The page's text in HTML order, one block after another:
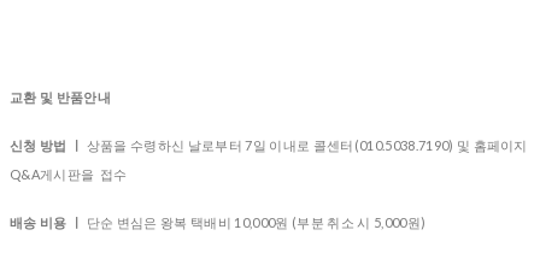
교환 및 반품안내
신청 방법 ㅣ 상품을 수령하신 날로부터 7일 이내로 콜센터(010.5038.7190) 및 홈페이지
Q&A게시판을 접수
배송 비용 ㅣ 단순 변심은 왕복 택배비 10,000원 (부분 취소 시 5,000원)